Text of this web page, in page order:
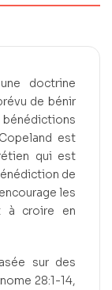
doctrine
de bénir
est
qui est
de
les
à croire en
sur des
28:1-14,